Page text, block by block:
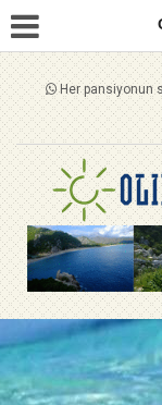
Her pansiyonun